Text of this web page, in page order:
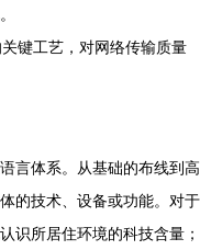
键工艺，对网络传输质量
言体系。从基础的布线到高
的技术、设备或功能。对于
识所居住环境的科技含量；